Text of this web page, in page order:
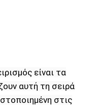
είναι τα
αυτή τη σειρά
στις